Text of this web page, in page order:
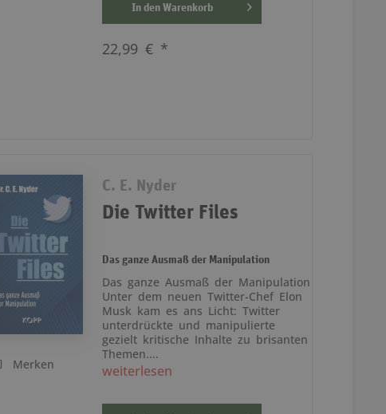
In denWarenkorb
22,99 € *
Merken
C. E. Nyder
Die Twitter Files
Das ganze Ausmaß der Manipulation
Das ganze Ausmaß der Manipulation
Unter dem neuen Twitter-Chef Elon
Musk kam es ans Licht: Twitter
unterdrückte und manipulierte
gezielt kritische Inhalte zu brisanten
Themen....
weiterlesen